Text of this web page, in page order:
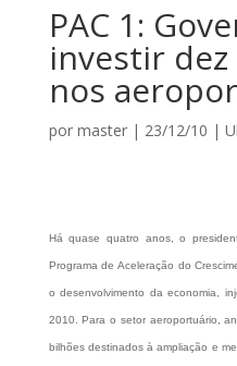
PAC 1:
investir dez
nos
por master| 23/12/10 |
Há quase quatro anos, o
Programa de Aceleração do
o desenvolvimento da economia,
2010. Para o setor aeroportuário,
bilhões destinados à ampliação e